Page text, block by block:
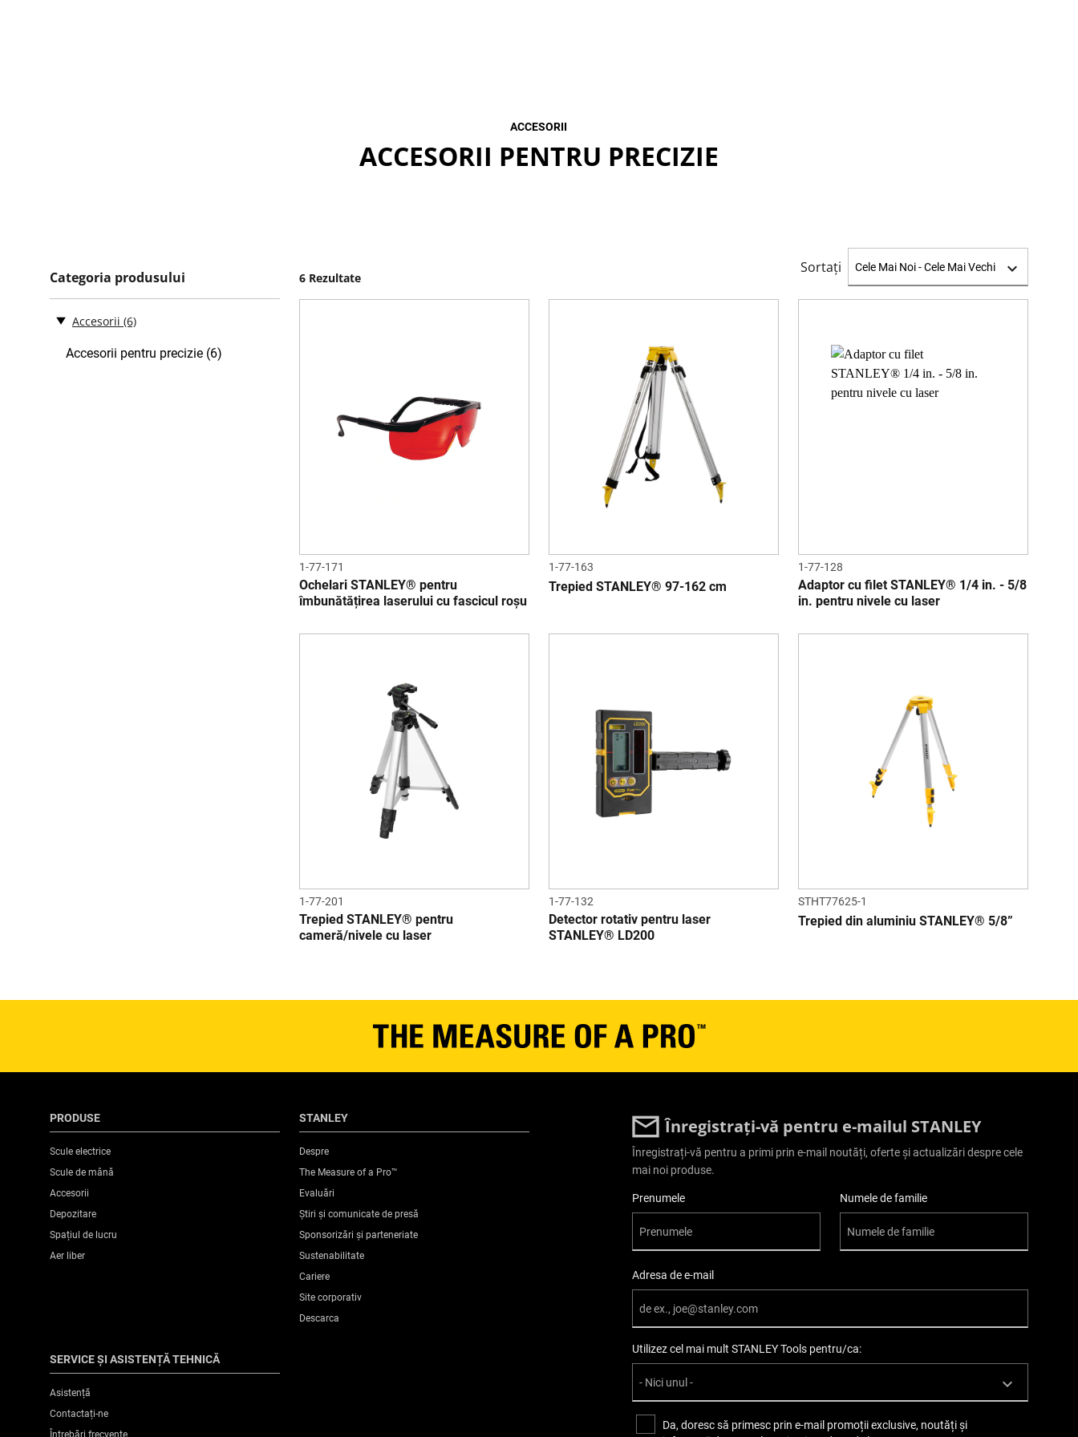
ACCESORII
ACCESORII PENTRU PRECIZIE
Categoria produsului
Accesorii (6)
Accesorii pentru precizie (6)
6 Rezultate
Sortați
1-77-171
Ochelari STANLEY® pentru
îmbunătățirea laserului cu fascicul roșu
1-77-163
Trepied STANLEY® 97-162 cm
1-77-128
Adaptor cu filet STANLEY® 1/4 in. - 5/8
in. pentru nivele cu laser
1-77-201
Trepied STANLEY® pentru
cameră/nivele cu laser
1-77-132
Detector rotativ pentru laser
STANLEY® LD200
STHT77625-1
Trepied din aluminiu STANLEY® 5/8”
PRODUSE
Scule electrice
Scule de mână
Accesorii
Depozitare
Spațiul de lucru
Aer liber
STANLEY
Despre
The Measure of a Pro™
Evaluări
Știri și comunicate de presă
Sponsorizări și parteneriate
Sustenabilitate
Cariere
Site corporativ
Descarca
SERVICE ȘI ASISTENȚĂ TEHNICĂ
Asistență
Contactați-ne
Întrebări frecvente
Înregistrați-vă pentru e-mailul STANLEY
Înregistrați-vă pentru a primi prin e-mail noutăți, oferte și actualizări despre cele
mai noi produse.
User Details
Prenumele Numele de familie
Adresa de e-mail
Utilizez cel mai mult STANLEY Tools pentru/ca:
Da, doresc să primesc prin e-mail promoții exclusive, noutăți și